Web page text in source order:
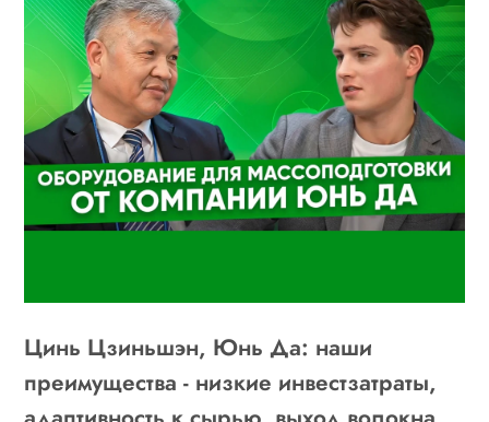
Цинь Цзиньшэн, Юнь Да: наши
преимущества - низкие инвестзатраты,